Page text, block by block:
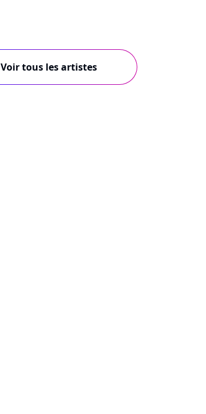
Voir tous les artistes